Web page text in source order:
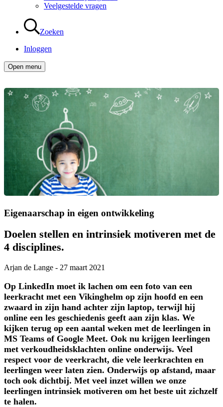
Veelgestelde vragen
Zoeken
Inloggen
Open menu
Eigenaarschap in eigen ontwikkeling
Doelen stellen en intrinsiek motiveren met de
4 disciplines.
Arjan de Lange - 27 maart 2021
Op LinkedIn moet ik lachen om een foto van een
leerkracht met een Vikinghelm op zijn hoofd en een
zwaard in zijn hand achter zijn laptop, terwijl hij
online een les geschiedenis geeft aan zijn klas. We
kijken terug op een aantal weken met de leerlingen in
MS Teams of Google Meet. Ook nu krijgen leerlingen
met verkoudheidsklachten online onderwijs. Veel
respect voor de veerkracht, die vele leerkrachten en
leerlingen weer laten zien. Onderwijs op afstand, maar
toch ook dichtbij. Met veel inzet willen we onze
leerlingen intrinsiek motiveren om het beste uit zichzelf
te halen.